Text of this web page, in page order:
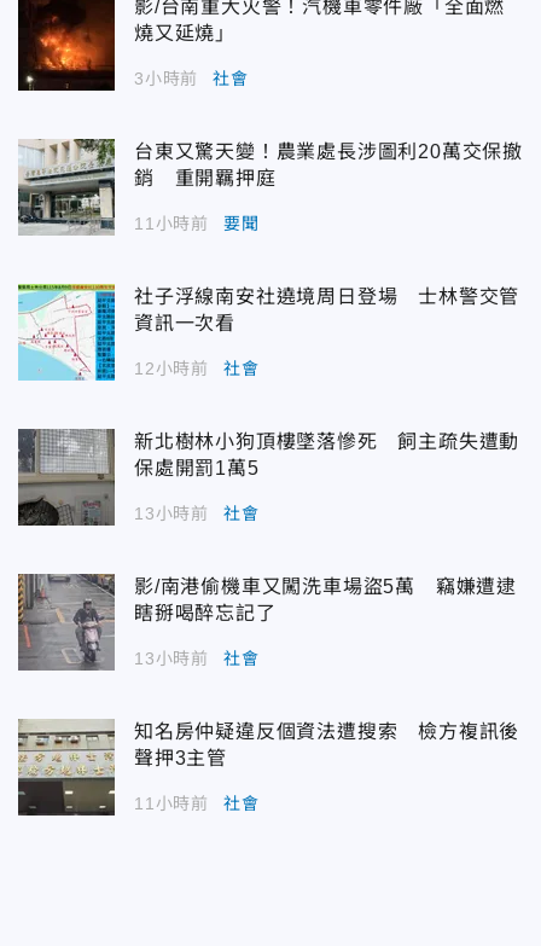
影/台南重大火警！汽機車零件廠「全面燃
燒又延燒」
3小時前 社會
台東又驚天變！農業處長涉圖利20萬交保撤
銷 重開羈押庭
11小時前 要聞
社子浮線南安社遶境周日登場 士林警交管
資訊一次看
12小時前 社會
新北樹林小狗頂樓墜落慘死 飼主疏失遭動
保處開罰1萬5
13小時前 社會
影/南港偷機車又闖洗車場盜5萬 竊嫌遭逮
瞎掰喝醉忘記了
13小時前 社會
知名房仲疑違反個資法遭搜索 檢方複訊後
聲押3主管
11小時前 社會